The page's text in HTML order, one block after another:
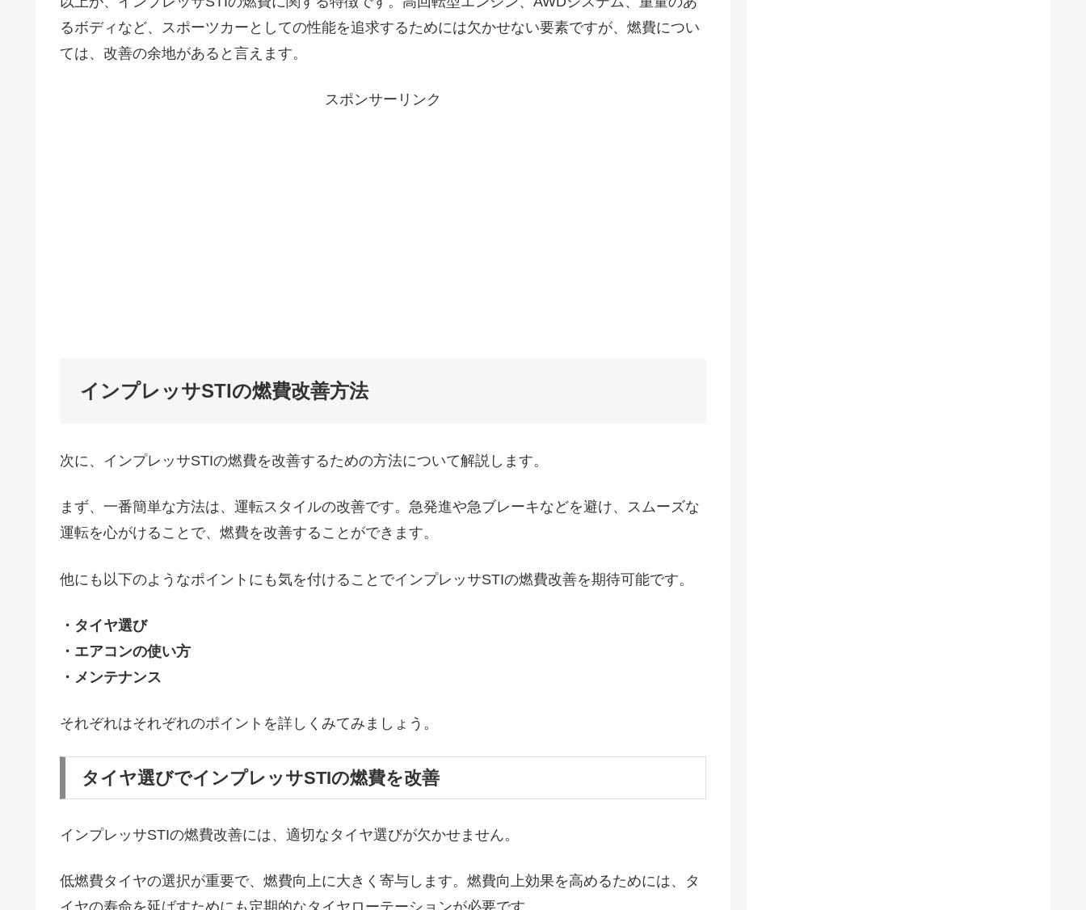
るボディなど、スポーツカーとしての性能を追求するためには欠かせない要素ですが、燃費につい
ては、改善の余地があると言えます。
スポンサーリンク
インプレッサSTIの燃費改善方法
次に、インプレッサSTIの燃費を改善するための方法について解説します。
まず、一番簡単な方法は、運転スタイルの改善です。急発進や急ブレーキなどを避け、スムーズな
運転を心がけることで、燃費を改善することができます。
他にも以下のようなポイントにも気を付けることでインプレッサSTIの燃費改善を期待可能です。
・タイヤ選び
・エアコンの使い方
・メンテナンス
それぞれはそれぞれのポイントを詳しくみてみましょう。
タイヤ選びでインプレッサSTIの燃費を改善
インプレッサSTIの燃費改善には、適切なタイヤ選びが欠かせません。
低燃費タイヤの選択が重要で、燃費向上に大きく寄与します。燃費向上効果を高めるためには、タ